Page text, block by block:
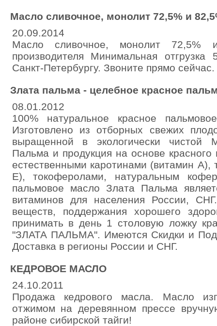
Масло сливочное, монолит 72,5% и
20.09.2014
Масло сливочное, монолит 72,5%
производителя Минимальная отгрузка
Санкт-Петербургу. Звоните прямо
Злата пальма - целебное красное
08.01.2012
100% натуральное красное
Изготовлено из отборных свежих
выращенной в экологически чистой
Пальма и продукция на основе красного
естественными каротинами (витамин А),
Е), токоферолами, натуральным
пальмовое масло Злата Пальма
витаминов для населения России,
веществ, поддержания хорошего
принимать в день 1 столовую ложку
"ЗЛАТА ПАЛЬМА". Имеются Скидки и
Доставка в регионы России и СНГ.
КЕДРОВОЕ МАСЛО
24.10.2011
Продажа кедрового масла. Масло
отжимом на деревянном прессе
районе сибирской тайги!